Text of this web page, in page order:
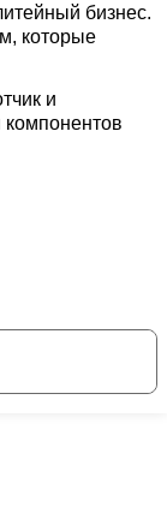
бизнес.
которые
и
компонентов